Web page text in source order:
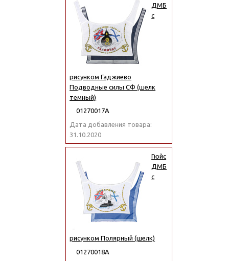
ДМБ
с
рисунком Гаджиево
Подводные силы СФ (шелк
темный)
01270017А
Дата добавления товара:
31.10.2020
Гюйс
ДМБ
с
рисунком Полярный (шелк)
01270018А